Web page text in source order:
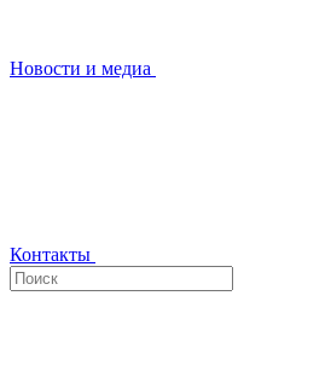
Новости и медиа
Контакты